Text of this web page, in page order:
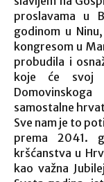
proslavama u
godinom u
kongresom u
probudila i
koje će svoj
samostalne
Sve nam je to
prema 2041.
kršćanstva u
kao važna